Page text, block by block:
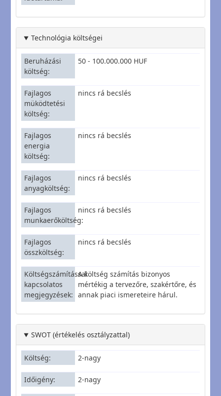
Technológia költségei
Beruházási
költség
50 - 100.000.000 HUF
Fajlagos
müködtetési
költség
nincs rá becslés
Fajlagos
energia
költség
nincs rá becslés
Fajlagos
anyagköltség
nincs rá becslés
Fajlagos
munkaerőköltség
nincs rá becslés
Fajlagos
összköltség
nincs rá becslés
Költségszámítással
kapcsolatos
megjegyzések
A költség számítás bizonyos
mértékig a tervezőre, szakértőre, és
annak piaci ismereteire hárul.
SWOT (értékelés osztályzattal)
Költség 2-nagy
Időigény 2-nagy